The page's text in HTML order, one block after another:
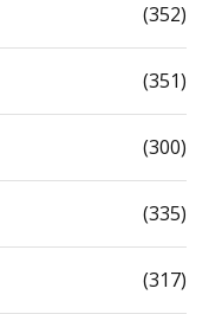
(352)
(351)
(300)
(335)
(317)